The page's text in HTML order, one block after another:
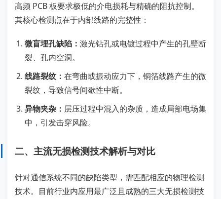
高频 PCB 板要求极低的介电损耗与精确的阻抗控制。
其核心检测点在于内部线路的完整性：
微盲埋孔缺陷： 激光钻孔或电镀过程中产生的孔壁断
裂、孔内空洞。
线路裂纹： 在弯曲或振动应力下，铜箔线路产生的微
裂纹，导致信号间歇性中断。
异物夹杂： 层压过程中混入的杂质，造成局部电场集
中，引发击穿风险。
二、主流无损检测技术解析与对比
针对通信系统不同的缺陷类型，需匹配相应的物理检测
技术。目前行业内应用最广泛且成熟的三大无损检测技